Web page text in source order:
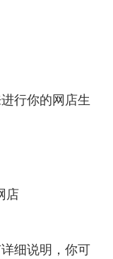
行你的网店生
店
详细说明，你可